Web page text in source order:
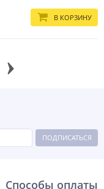
В КОРЗИНУ
ПОДПИСАТЬСЯ
Способы оплаты